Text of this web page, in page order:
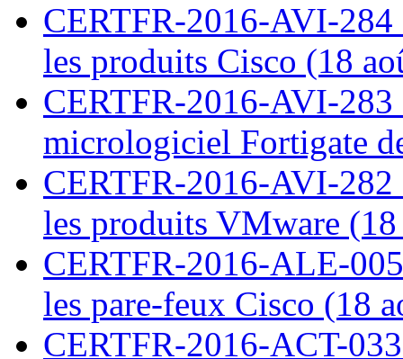
CERTFR-2016-AVI-
les produits Cisco (18
CERTFR-2016-AVI-
micrologiciel Fortigate
CERTFR-2016-AVI-
les produits VMware
CERTFR-2016-ALE-
les pare-feux Cisco (18
CERTFR-2016-ACT-